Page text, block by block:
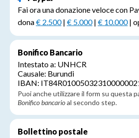
Fai ora una donazione veloce con
dona€ 2.500| € 5.000| € 10.000|
Bonifico Bancario
Intestato a: UNHCR
Causale: Burundi
IBAN:
Puoi anche utilizzare il form su questa
Bonifico bancarioal secondo step.
Bollettino postale